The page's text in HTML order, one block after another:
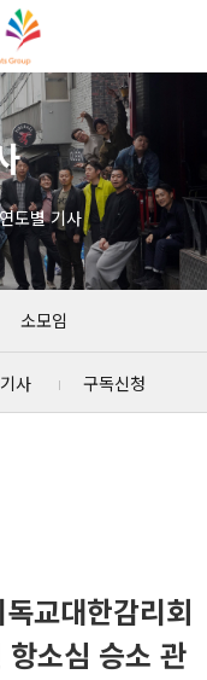
연도별 기사
소모임
사 구독신청
교대한감리회
소심 승소 관